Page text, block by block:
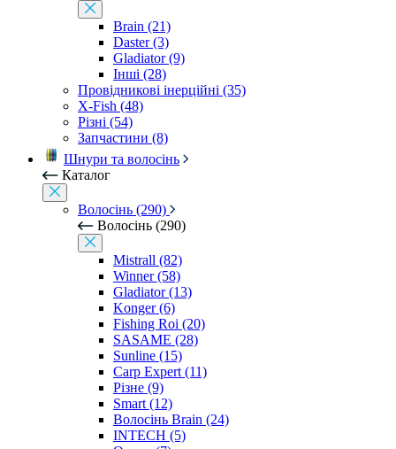
Brain (21)
Daster (3)
Gladiator (9)
Інші (28)
Провідникові інерційні (35)
X-Fish (48)
Різні (54)
Запчастини (8)
Шнури та волосінь
Каталог
Волосінь (290)
Волосінь (290)
Mistrall (82)
Winner (58)
Gladiator (13)
Konger (6)
Fishing Roi (20)
SASAME (28)
Sunline (15)
Carp Expert (11)
Різне (9)
Smart (12)
Волосінь Brain (24)
INTECH (5)